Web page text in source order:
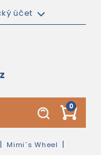
účet
0
Mimi´s Wheel